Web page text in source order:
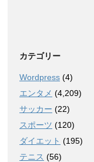
カテゴリー
Wordpress (4)
エンタメ (4,209)
サッカー (22)
スポーツ (120)
ダイエット (195)
テニス (56)